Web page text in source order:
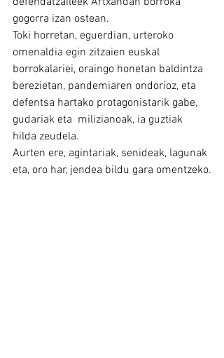
gogorra izan ostean.
Toki horretan, eguerdian, urteroko
omenaldia egin zitzaien euskal
borrokalariei, oraingo honetan baldintza
berezietan, pandemiaren ondorioz, eta
defentsa hartako protagonistarik gabe,
gudariak eta  milizianoak, ia guztiak
hilda zeudela.
Aurten ere, agintariak, senideak, lagunak
eta, oro har, jendea bildu gara omentzeko.